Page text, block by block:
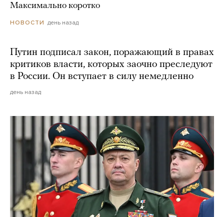
Максимально коротко
НОВОСТИ день назад
Путин подписал закон, поражающий в правах
критиков власти, которых заочно преследуют
в России. Он вступает в силу немедленно
день назад